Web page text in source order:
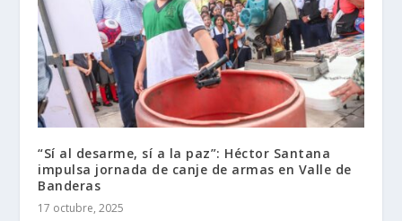
“Sí al desarme, sí a la paz”: Héctor Santana
impulsa jornada de canje de armas en Valle de
Banderas
17 octubre, 2025